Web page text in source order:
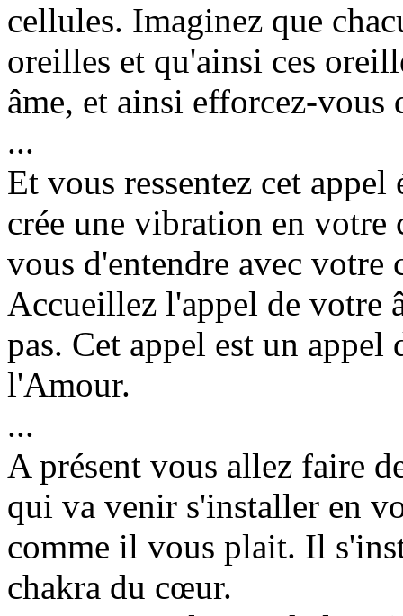
cellules. Imaginez que
oreilles et qu'ainsi ces
âme, et ainsi efforcez-vous
...
Et vous ressentez cet
crée une vibration en
vous d'entendre avec
Accueillez l'appel de votre
pas. Cet appel est un
l'Amour.
...
A présent vous allez faire
qui va venir s'installer en
comme il vous plait. Il
chakra du cœur.